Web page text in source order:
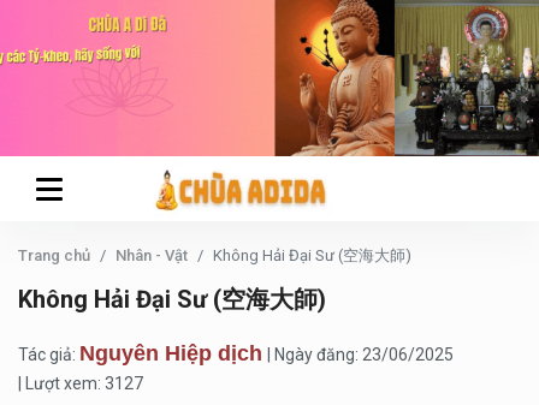
Trang chủ Nhân - Vật Không Hải Đại Sư (空海大師)
Không Hải Đại Sư (空海大師)
Tác giả: Nguyên Hiệp dịch
| Ngày đăng: 23/06/2025
| Lượt xem: 3127